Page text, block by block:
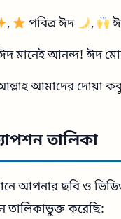
, পবিত্র ঈদ ,
মানেই আনন্দ! ঈদ
আমাদের দোয়া
তালিকা
আপনার ছবি ও
তালিকাভুক্ত করেছি: